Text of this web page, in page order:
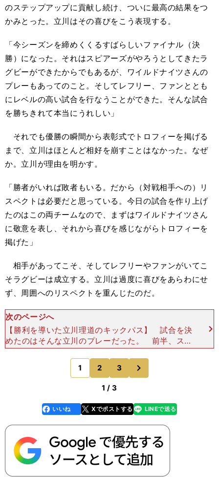
のステップアップに貢献し続け、ついに最高の結果をつ
かみとった。立川はその喜びをこう表現する。
「今シーズンを締めくくるすばらしいファイナル（決
勝）になった。それはスピアーズがやろうとしてきたラ
グビーができたからでもあるが、ワイルドナイツさんの
プレーもあってのこと。そしてレフリー、ファンととも
にレベルの高い試合を行なうことができた。そんな試合
を勝ちきれて本当にうれしい」
それでも優勝の瞬間から表彰式でトロフィーを掲げる
まで、立川はほとんど相好を崩すことはなかった。なぜ
か。立川が理由を明かす。
「勝者がいれば敗者もいる。だから（対戦相手への）リ
スペクトは必要だと思っている。今日の試合を作り上げ
たのはこの両チームなので、まずはワイルドナイツさん
に敬意を表し、それから喜びを感じながらトロフィーを
掲げた」
相手があってこそ、そしてレフリーやファンがいてこ
そラグビーは成立する。立川は過度に喜びをあらわにせ
ず、周囲へのリスペクトを重んじたのだ。
次のページへ
【勝利を導いた立川理道のキックパス】 試合を決
めたのはそんな立川のプレーだった。 前半、スピ
アーズはリーグ戦得点王のSOフォーリーが３本のP
G（ペナルティゴール）を決めて9-3とリードした
まま試合
1 2 3
1 / 3
faceboo
k
いいね Xでポストする
line LINEで送る